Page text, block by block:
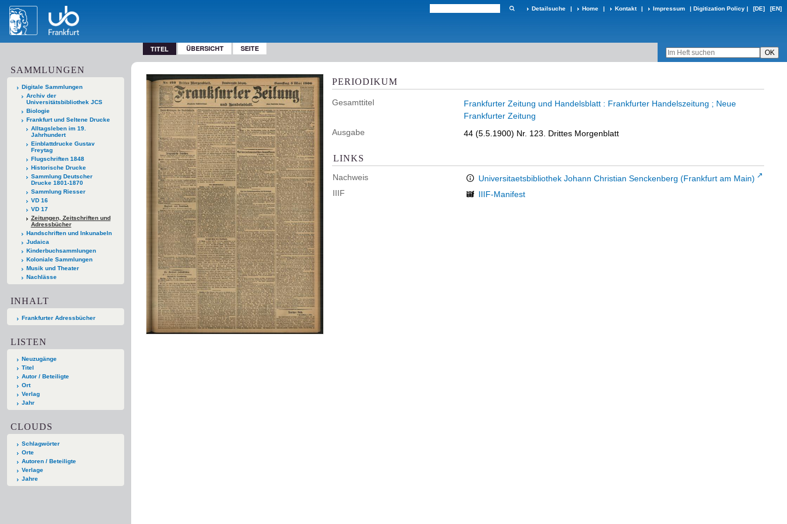
Detailsuche | Home | Kontakt | Impressum | Digitization Policy | [DE] [EN]
TITEL ÜBERSICHT SEITE
SAMMLUNGEN
Digitale Sammlungen
Archiv der
Universitätsbibliothek JCS
Biologie
Frankfurt und Seltene Drucke
Alltagsleben im 19.
Jahrhundert
Einblattdrucke Gustav
Freytag
Flugschriften 1848
Historische Drucke
Sammlung Deutscher
Drucke 1801-1870
Sammlung Riesser
VD 16
VD 17
Zeitungen, Zeitschriften und
Adressbücher
Handschriften und Inkunabeln
Judaica
Kinderbuchsammlungen
Koloniale Sammlungen
Musik und Theater
Nachlässe
INHALT
Frankfurter Adressbücher
LISTEN
Neuzugänge
Titel
Autor / Beteiligte
Ort
Verlag
Jahr
CLOUDS
Schlagwörter
Orte
Autoren / Beteiligte
Verlage
Jahre
PERIODIKUM
Gesamttitel
Frankfurter Zeitung und Handelsblatt : Frankfurter Handelszeitung ; Neue
Frankfurter Zeitung
Ausgabe
44 (5.5.1900) Nr. 123. Drittes Morgenblatt
LINKS
Nachweis
Universitaetsbibliothek Johann Christian Senckenberg (Frankfurt am Main)
IIIF
IIIF-Manifest